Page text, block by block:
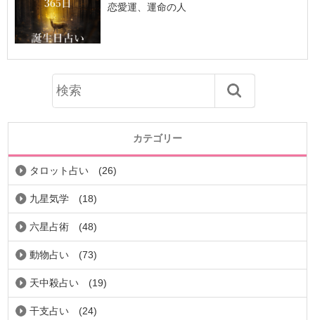
恋愛運、運命の人
カテゴリー
タロット占い (26)
九星気学 (18)
六星占術 (48)
動物占い (73)
天中殺占い (19)
干支占い (24)